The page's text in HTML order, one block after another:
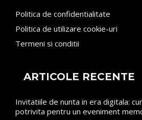
Politica de confidentialitate
Politica de utilizare cookie-uri
Termeni si conditii
ARTICOLE RECENTE
Invitatiile de nunta in era digitala:
potrivita pentru un eveniment